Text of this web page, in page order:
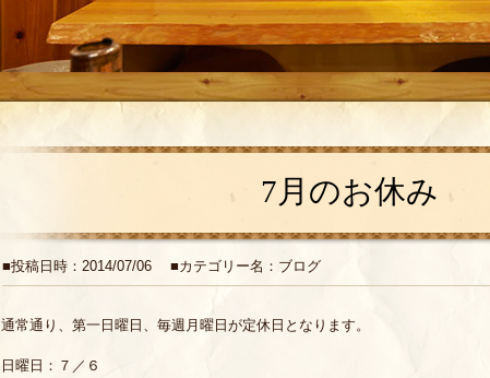
7月のお休み
■投稿日時：2014/07/06 ■カテゴリー名：ブログ
通常通り、第一日曜日、毎週月曜日が定休日となります。
日曜日：７／６